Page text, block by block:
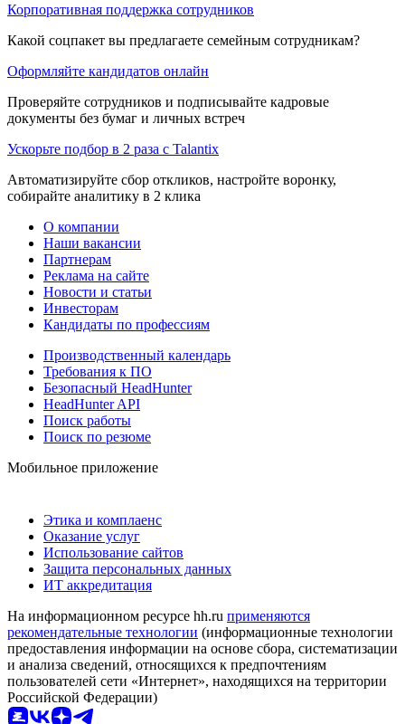
Корпоративная поддержка сотрудников
Какой соцпакет вы предлагаете семейным сотрудникам?
Оформляйте кандидатов онлайн
Проверяйте сотрудников и подписывайте кадровые
документы без бумаг и личных встреч
Ускорьте подбор в 2 раза с Talantix
Автоматизируйте сбор откликов, настройте воронку,
собирайте аналитику в 2 клика
О компании
Наши вакансии
Партнерам
Реклама на сайте
Новости и статьи
Инвесторам
Кандидаты по профессиям
Производственный календарь
Требования к ПО
Безопасный HeadHunter
HeadHunter API
Поиск работы
Поиск по резюме
Мобильное приложение
Этика и комплаенс
Оказание услуг
Использование сайтов
Защита персональных данных
ИТ аккредитация
На информационном ресурсе hh.ru применяются
рекомендательные технологии (информационные технологии
предоставления информации на основе сбора, систематизации
и анализа сведений, относящихся к предпочтениям
пользователей сети «Интернет», находящихся на территории
Российской Федерации)